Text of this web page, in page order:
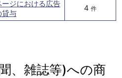
ジにおける広告
貸与
4 件
、雑誌等)への商